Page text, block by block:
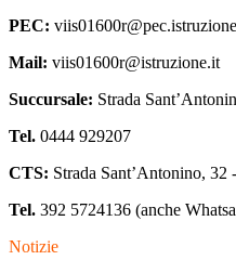
PEC:
Mail: viis01600r@istruzione.it
Succursale: Strada
Tel. 0444 929207
CTS: Strada Sant’Antonino, 32
Tel. 392 5724136 (anche
Notizie